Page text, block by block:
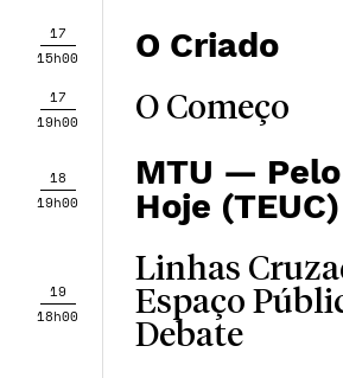
17
15h00
O Criado
17
19h00
O Começo
18
19h00
MTU —
Hoje (TEUC)
19
18h00
Linhas
Espaço
Debate